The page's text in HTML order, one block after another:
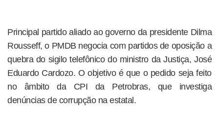
Principal partido aliado ao governo da presidente Dilma
Rousseff, o PMDB negocia com partidos de oposição a
quebra do sigilo telefônico do ministro da Justiça, José
Eduardo Cardozo. O objetivo é que o pedido seja feito
no âmbito da CPI da Petrobras, que investiga
denúncias de corrupção na estatal.